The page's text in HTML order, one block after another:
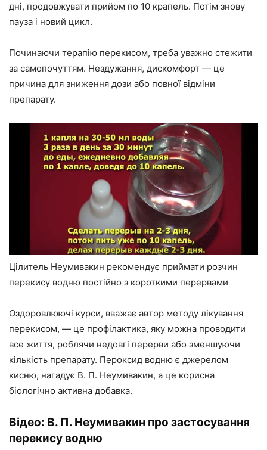
дні, продовжувати прийом по 10 крапель. Потім знову
пауза і новий цикл.
Починаючи терапію перекисом, треба уважно стежити
за самопочуттям. Нездужання, дискомфорт — це
причина для зниження дози або повної відміни
препарату.
Цілитель Неумивакин рекомендує приймати розчин
перекису водню постійно з короткими перервами
Оздоровлюючі курси, вважає автор методу лікування
перекисом, — це профілактика, яку можна проводити
все життя, роблячи недовгі перерви або зменшуючи
кількість препарату. Пероксид водню є джерелом
кисню, нагадує В. П. Неумивакин, а це корисна
біологічно активна добавка.
Відео: В. П. Неумивакин про застосування
перекису водню